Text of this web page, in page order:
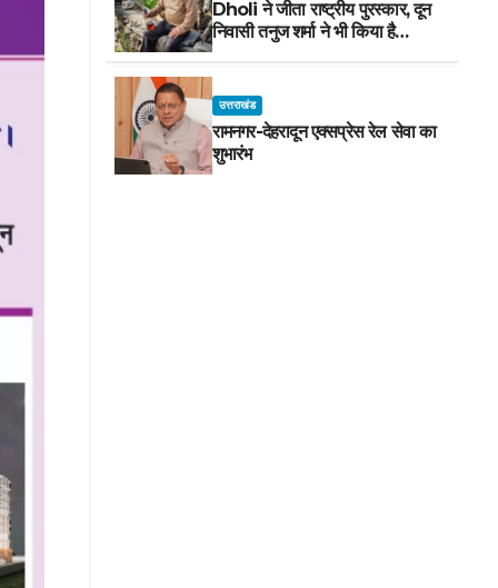
Dholi ने जीता राष्ट्रीय पुरस्कार, दून
निवासी तनुज शर्मा ने भी किया है
अभिनय! सीएम ने दी शुभकामनाएं !
उत्तराखंड
रामनगर-देहरादून एक्सप्रेस रेल सेवा का
शुभारंभ